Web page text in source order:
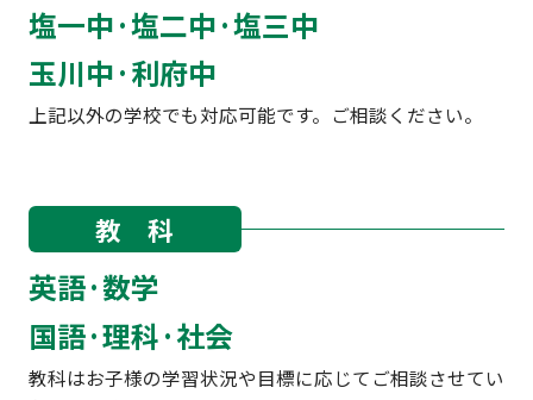
塩一中·塩二中·塩三中
玉川中·利府中
上記以外の学校でも対応可能です。ご相談ください。
教 科
英語·数学
国語·理科·社会
教科はお子様の学習状況や目標に応じてご相談させてい